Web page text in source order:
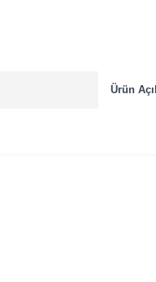
Ürün